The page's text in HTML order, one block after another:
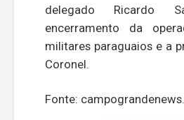
delegado Ricardo
encerramento da
militares paraguaios e a
Coronel.
Fonte: